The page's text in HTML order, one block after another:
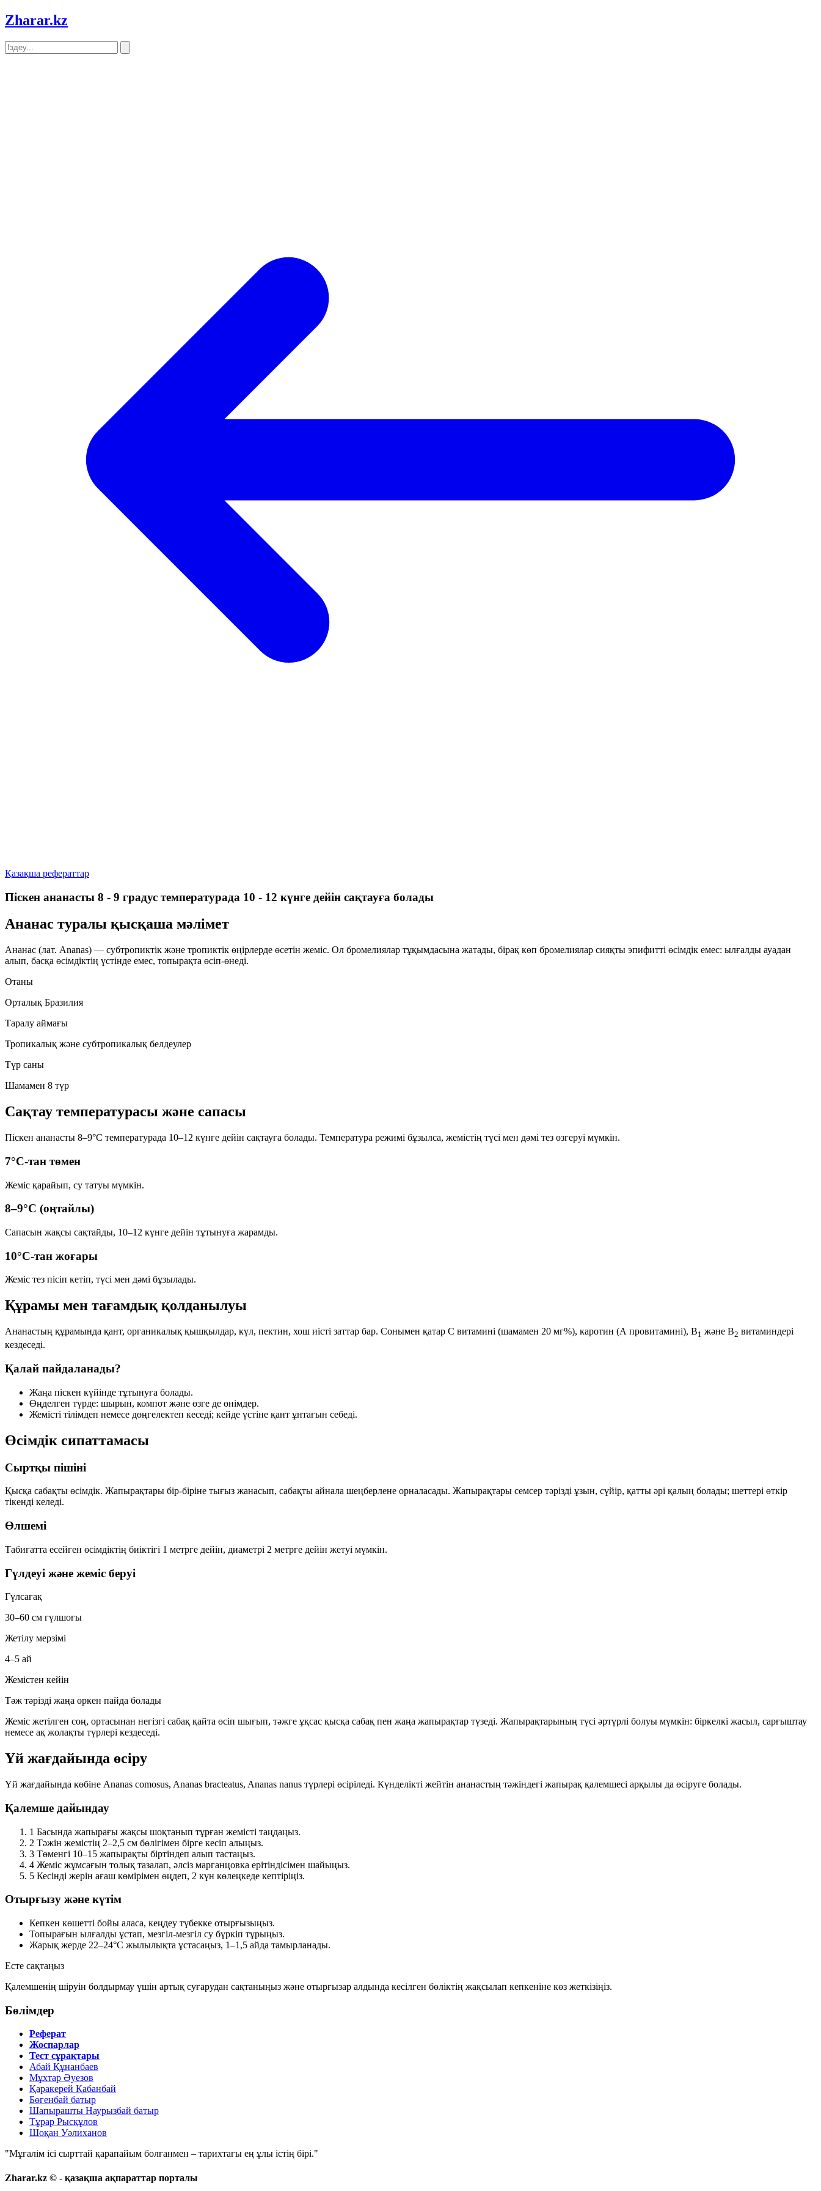
Zharar.kz
Қазақша рефераттар
Піскен ананасты 8 - 9 градус температурада 10 - 12 күнге дейін сақтауға болады
Ананас туралы қысқаша мәлімет
Ананас (лат. Ananas) — субтропиктік және тропиктік өңірлерде өсетін жеміс. Ол бромелиялар тұқымдасына жатады, бірақ көп бромелиялар сияқты эпифитті өсімдік емес: ылғалды ауадан
алып, басқа өсімдіктің үстінде емес, топырақта өсіп-өнеді.
Отаны
Орталық Бразилия
Таралу аймағы
Тропикалық және субтропикалық белдеулер
Түр саны
Шамамен 8 түр
Сақтау температурасы және сапасы
Піскен ананасты 8–9°C температурада 10–12 күнге дейін сақтауға болады. Температура режимі бұзылса, жемістің түсі мен дәмі тез өзгеруі мүмкін.
7°C-тан төмен
Жеміс қарайып, су татуы мүмкін.
8–9°C (оңтайлы)
Сапасын жақсы сақтайды, 10–12 күнге дейін тұтынуға жарамды.
10°C-тан жоғары
Жеміс тез пісіп кетіп, түсі мен дәмі бұзылады.
Құрамы мен тағамдық қолданылуы
Ананастың құрамында қант, органикалық қышқылдар, күл, пектин, хош иісті заттар бар. Сонымен қатар С витамині (шамамен 20 мг%), каротин (А провитамині), B1 және B2 витаминдері
кездеседі.
Қалай пайдаланады?
Жаңа піскен күйінде тұтынуға болады.
Өңделген түрде: шырын, компот және өзге де өнімдер.
Жемісті тілімдеп немесе дөңгелектеп кеседі; кейде үстіне қант ұнтағын себеді.
Өсімдік сипаттамасы
Сыртқы пішіні
Қысқа сабақты өсімдік. Жапырақтары бір-біріне тығыз жанасып, сабақты айнала шеңберлене орналасады. Жапырақтары семсер тәрізді ұзын, сүйір, қатты әрі қалың болады; шеттері өткір
тікенді келеді.
Өлшемі
Табиғатта есейген өсімдіктің биіктігі 1 метрге дейін, диаметрі 2 метрге дейін жетуі мүмкін.
Гүлдеуі және жеміс беруі
Гүлсағақ
30–60 см гүлшоғы
Жетілу мерзімі
4–5 ай
Жемістен кейін
Тәж тәрізді жаңа өркен пайда болады
Жеміс жетілген соң, ортасынан негізгі сабақ қайта өсіп шығып, тәжге ұқсас қысқа сабақ пен жаңа жапырақтар түзеді. Жапырақтарының түсі әртүрлі болуы мүмкін: біркелкі жасыл, сарғыштау
немесе ақ жолақты түрлері кездеседі.
Үй жағдайында өсіру
Үй жағдайында көбіне Ananas comosus, Ananas bracteatus, Ananas nanus түрлері өсіріледі. Күнделікті жейтін ананастың тәжіндегі жапырақ қалемшесі арқылы да өсіруге болады.
Қалемше дайындау
1 Басында жапырағы жақсы шоқтанып тұрған жемісті таңдаңыз.
2 Тәжін жемістің 2–2,5 см бөлігімен бірге кесіп алыңыз.
3 Төменгі 10–15 жапырақты біртіндеп алып тастаңыз.
4 Жеміс жұмсағын толық тазалап, әлсіз марганцовка ерітіндісімен шайыңыз.
5 Кесінді жерін ағаш көмірімен өңдеп, 2 күн көлеңкеде кептіріңіз.
Отырғызу және күтім
Кепкен көшетті бойы аласа, кеңдеу түбекке отырғызыңыз.
Топырағын ылғалды ұстап, мезгіл-мезгіл су бүркіп тұрыңыз.
Жарық жерде 22–24°C жылылықта ұстасаңыз, 1–1,5 айда тамырланады.
Есте сақтаңыз
Қалемшенің шіруін болдырмау үшін артық суғарудан сақтаныңыз және отырғызар алдында кесілген бөліктің жақсылап кепкеніне көз жеткізіңіз.
Бөлімдер
Реферат
Жоспарлар
Тест сұрақтары
Абай Құнанбаев
Мұхтар Әуезов
Қаракерей Қабанбай
Бөгенбай батыр
Шапырашты Наурызбай батыр
Тұрар Рысқұлов
Шоқан Уәлиханов
"Мұғалім ісі сырттай қарапайым болғанмен – тарихтағы ең ұлы істің бірі."
Zharar.kz © - қазақша ақпараттар порталы